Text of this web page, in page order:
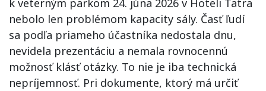
k veterným parkom 24. júna 2026 v Hoteli Tatra
nebolo len problémom kapacity sály. Časť ľudí
sa podľa priameho účastníka nedostala dnu,
nevidela prezentáciu a nemala rovnocennú
možnosť klásť otázky. To nie je iba technická
nepríjemnosť. Pri dokumente, ktorý má určiť